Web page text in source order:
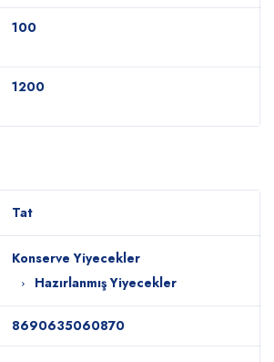
100
1200
Tat
Konserve Yiyecekler
Hazırlanmış Yiyecekler
8690635060870